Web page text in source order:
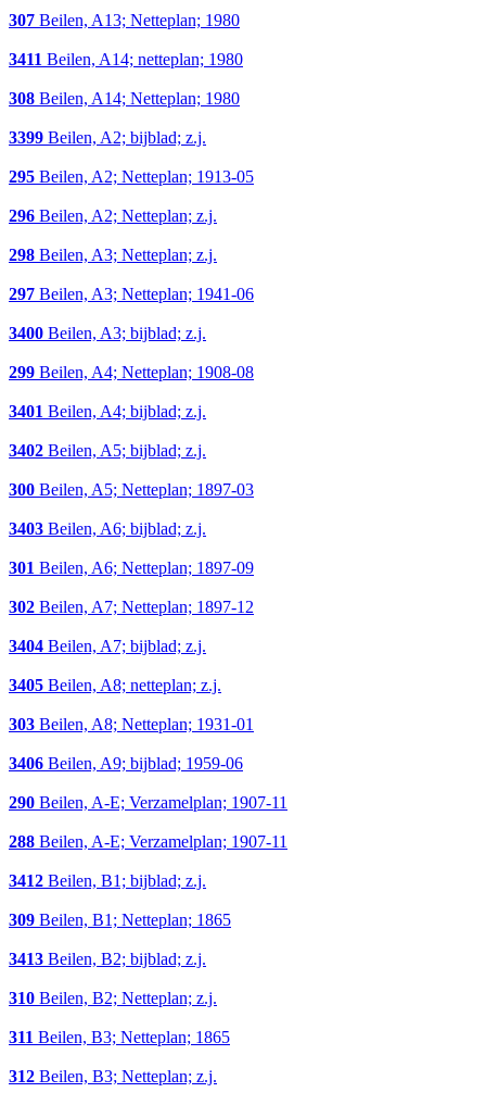
307 Beilen, A13; Netteplan; 1980
3411 Beilen, A14; netteplan; 1980
308 Beilen, A14; Netteplan; 1980
3399 Beilen, A2; bijblad; z.j.
295 Beilen, A2; Netteplan; 1913-05
296 Beilen, A2; Netteplan; z.j.
298 Beilen, A3; Netteplan; z.j.
297 Beilen, A3; Netteplan; 1941-06
3400 Beilen, A3; bijblad; z.j.
299 Beilen, A4; Netteplan; 1908-08
3401 Beilen, A4; bijblad; z.j.
3402 Beilen, A5; bijblad; z.j.
300 Beilen, A5; Netteplan; 1897-03
3403 Beilen, A6; bijblad; z.j.
301 Beilen, A6; Netteplan; 1897-09
302 Beilen, A7; Netteplan; 1897-12
3404 Beilen, A7; bijblad; z.j.
3405 Beilen, A8; netteplan; z.j.
303 Beilen, A8; Netteplan; 1931-01
3406 Beilen, A9; bijblad; 1959-06
290 Beilen, A-E; Verzamelplan; 1907-11
288 Beilen, A-E; Verzamelplan; 1907-11
3412 Beilen, B1; bijblad; z.j.
309 Beilen, B1; Netteplan; 1865
3413 Beilen, B2; bijblad; z.j.
310 Beilen, B2; Netteplan; z.j.
311 Beilen, B3; Netteplan; 1865
312 Beilen, B3; Netteplan; z.j.